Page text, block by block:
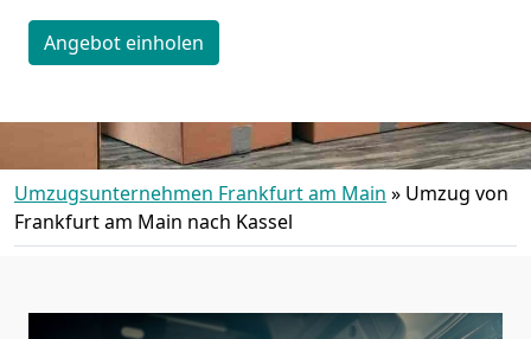
Angebot einholen
Umzugsunternehmen Frankfurt am Main » Umzug von
Frankfurt am Main nach Kassel